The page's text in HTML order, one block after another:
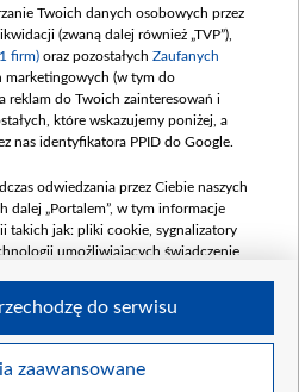
862 000,00 PLN
GRUDZIEŃ 2025
mln)
000 000,00 PLN
LUTY 2026 (wpłata
maja 180 mln, 8
000 000,00 PLN
Twoich danych osobowych przez
(zwaną dalej również „TVP”),
firm) oraz pozostałych Zaufanych
marketingowych (w tym do
reklam do Twoich zainteresowań i
które wskazujemy poniżej, a
nas identyfikatora PPID do Google.
odwiedzania przez Ciebie naszych
dalej „Portalem”, w tym informacje
takich jak: pliki cookie, sygnalizatory
umożliwiających świadczenie
odwiedzania przez Ciebie
zaawansowane
do serwisu